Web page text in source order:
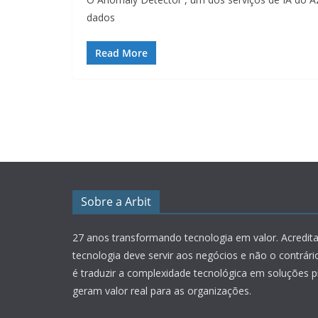
dados
Read More
Sobre a Arbit
27 anos transformando tecnologia em valor.
tecnologia deve servir aos negócios e não o
é traduzir a complexidade tecnológica em soluções
geram valor real para as organizações.